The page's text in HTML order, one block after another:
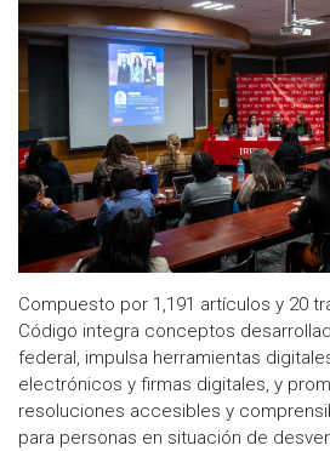
Compuesto por 1,191 artículos y 20
Código integra conceptos
federal, impulsa herramientas
electrónicos y firmas digitales, y
resoluciones accesibles y
para personas en situación de